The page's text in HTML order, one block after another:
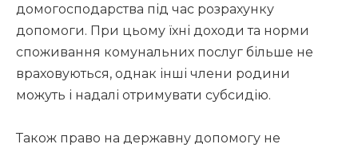
домогосподарства під час розрахунку
допомоги. При цьому їхні доходи та норми
споживання комунальних послуг більше не
враховуються, однак інші члени родини
можуть і надалі отримувати субсидію.
Також право на державну допомогу не